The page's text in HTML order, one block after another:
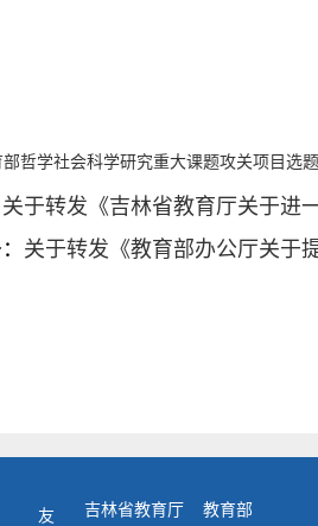
部哲学社会科学研究重大课题攻关项目选
关于转发《吉林省教育厅关于进
关于转发《教育部办公厅关于
吉林省教育厅 教育部